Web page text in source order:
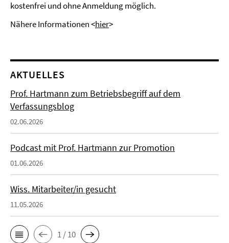
kostenfrei und ohne Anmeldung möglich.
Nähere Informationen <hier>
AKTUELLES
Prof. Hartmann zum Betriebsbegriff auf dem
Verfassungsblog
02.06.2026
Podcast mit Prof. Hartmann zur Promotion
01.06.2026
Wiss. Mitarbeiter/in gesucht
11.05.2026
1 / 10